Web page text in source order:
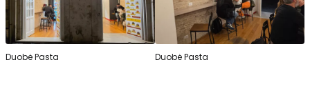
Duobė Pasta Duobė Pasta